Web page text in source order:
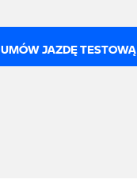
UMÓW JAZDĘ TESTOWĄ